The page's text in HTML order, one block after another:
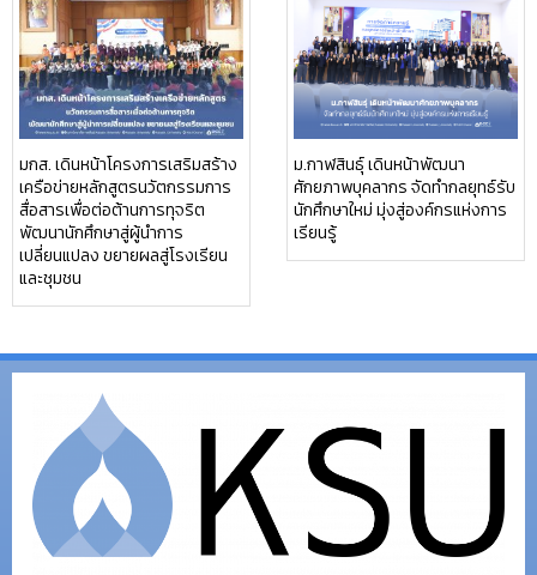
มกส. เดินหน้าโครงการเสริมสร้าง
เครือข่ายหลักสูตรนวัตกรรมการ
สื่อสารเพื่อต่อต้านการทุจริต
พัฒนานักศึกษาสู่ผู้นำการ
เปลี่ยนแปลง ขยายผลสู่โรงเรียน
และชุมชน
ม.กาฬสินธุ์ เดินหน้าพัฒนา
ศักยภาพบุคลากร จัดทำกลยุทธ์รับ
นักศึกษาใหม่ มุ่งสู่องค์กรแห่งการ
เรียนรู้